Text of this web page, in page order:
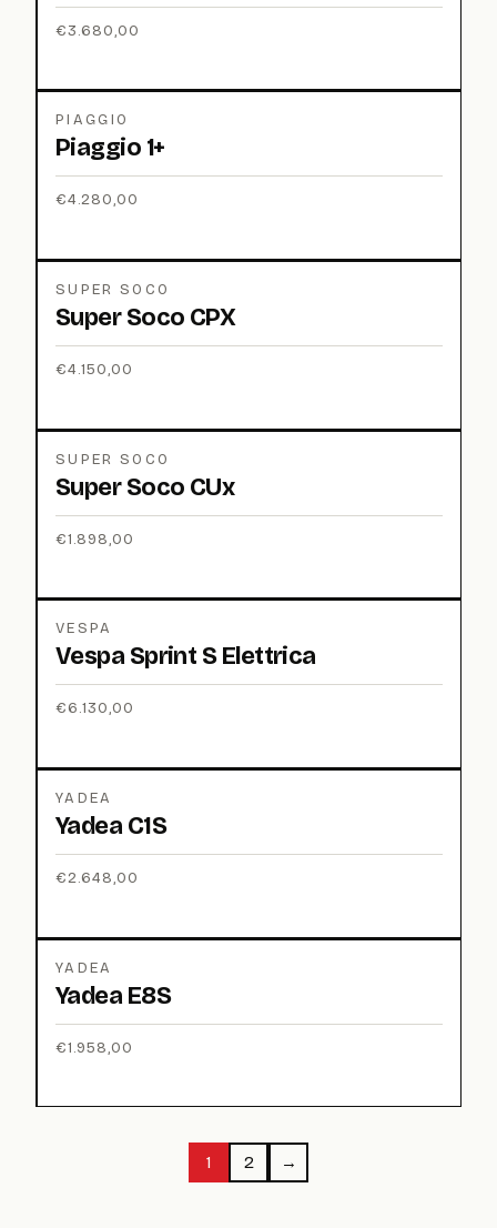
€3.680,00
PIAGGIO
Piaggio 1+
€4.280,00
SUPER SOCO
Super Soco CPX
€4.150,00
SUPER SOCO
Super Soco CUx
€1.898,00
VESPA
Vespa Sprint S Elettrica
€6.130,00
YADEA
Yadea C1S
€2.648,00
YADEA
Yadea E8S
€1.958,00
1 2 →